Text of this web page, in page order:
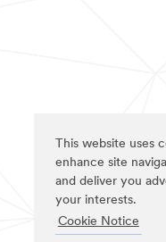
This website uses
enhance site
and deliver you
your interests.
Cookie Notice